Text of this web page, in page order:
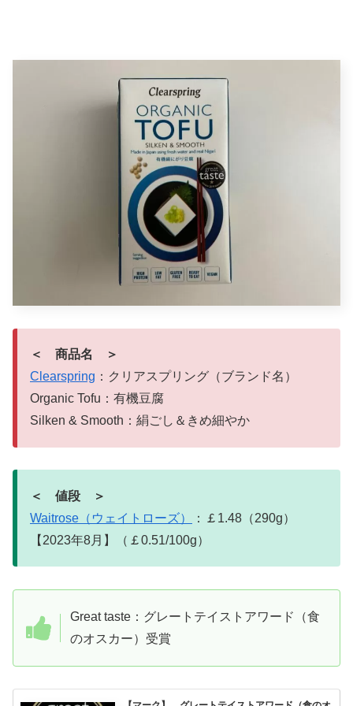
＜ 商品名 ＞
Clearspring ：クリアスプリング（ブランド名）
Organic Tofu：有機豆腐
Silken & Smooth：絹ごし＆きめ細やか
＜ 値段 ＞
Waitrose（ウェイトローズ）
：￡1.48（290g）
【2023年8月】（￡0.51/100g）
Great taste：グレートテイストアワード（食
のオスカー）受賞